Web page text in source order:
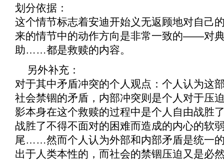
划分依据：
这个情节标志着安迪开始义无返顾地对自己
来的情节中的动作方向是非常一致的——对
助……都是救赎的内容。
另外补充：
对于其中矛盾冲突的个人观点：个人认为这
社会禁锢的矛盾，内部冲突则是个人对于
影本身在这个救赎的过程中是个人自由战胜
战胜了不得不面对的困难而造成的内心的
尾……然而个人认为外部和内部矛盾是统一
出于人类本性的，而社会的禁锢压迫又是